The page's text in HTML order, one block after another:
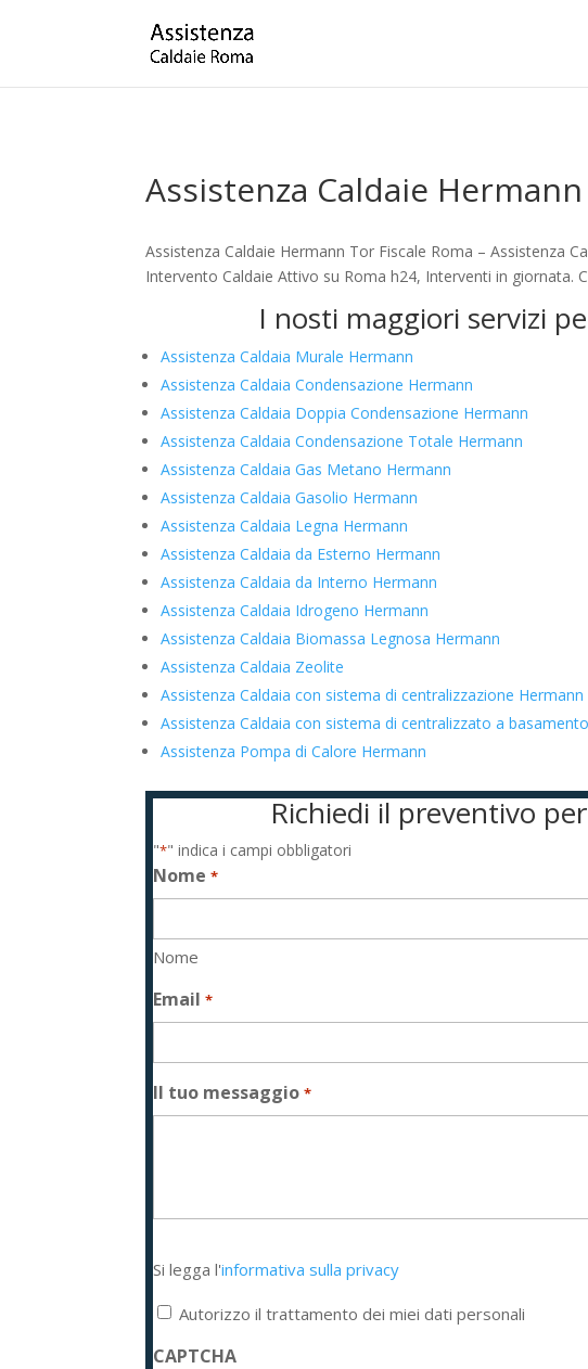
Assistenza Caldaie
Assistenza Caldaie Hermann Tor Fiscale Roma – Assistenza
Intervento Caldaie Attivo su Roma h24, Interventi in giornata.
I nosti maggiori servizi
Assistenza Caldaia Murale Hermann
Assistenza Caldaia Condensazione Hermann
Assistenza Caldaia Doppia Condensazione Hermann
Assistenza Caldaia Condensazione Totale Hermann
Assistenza Caldaia Gas Metano Hermann
Assistenza Caldaia Gasolio Hermann
Assistenza Caldaia Legna Hermann
Assistenza Caldaia da Esterno Hermann
Assistenza Caldaia da Interno Hermann
Assistenza Caldaia Idrogeno Hermann
Assistenza Caldaia Biomassa Legnosa Hermann
Assistenza Caldaia Zeolite
Assistenza Caldaia con sistema di centralizzazione Hermann
Assistenza Caldaia con sistema di centralizzato a
Assistenza Pompa di Calore Hermann
Richiedi il preventivo
"*" indica i campi obbligatori
Nome *
Nome
Email *
Il tuo messaggio *
legga
l'informativa
privacy
Si legga l'informativa sulla privacy
Autorizzo il trattamento dei miei dati personali
CAPTCHA